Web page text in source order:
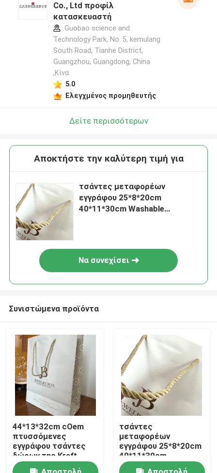
Σπίτι
Προϊόντα
Βίντεο
Co., Ltd προφίλ
κατασκευαστή
Guobao science and
Technology Park, No. 5, kemulang
South Road, Tianhe District,
Guangzhou, Guangdong, China
,Κίνα
5.0
Ελεγχμένος προμηθευτής
Δείτε περισσότερων
Αποκτήστε την καλύτερη τιμή για
τσάντες μεταφορέων
εγγράφου 25*8*20cm
40*11*30cm Washable
Να συνεχίσει
Συνιστώμενα προϊόντα
44*13*32cm cOem
πτυσσόμενες
εγγράφου τσάντες
δώρων της Kraft
τσαντών άσπρες
τσάντες
μεταφορέων
εγγράφου 25*8*20cm
40*11*30cm
Washable